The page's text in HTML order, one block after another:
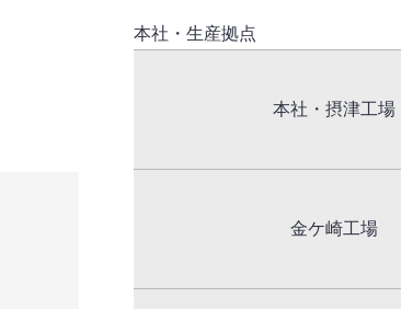
本社・生産拠点
本社・摂津工場
金ケ崎工場